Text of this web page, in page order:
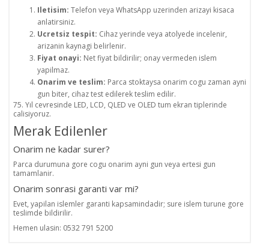
Iletisim: Telefon veya WhatsApp uzerinden arizayi kisaca
anlatirsiniz.
Ucretsiz tespit: Cihaz yerinde veya atolyede incelenir,
arizanin kaynagi belirlenir.
Fiyat onayi: Net fiyat bildirilir; onay vermeden islem
yapilmaz.
Onarim ve teslim: Parca stoktaysa onarim cogu zaman ayni
gun biter, cihaz test edilerek teslim edilir.
75. Yıl cevresinde LED, LCD, QLED ve OLED tum ekran tiplerinde
calisiyoruz.
Merak Edilenler
Onarim ne kadar surer?
Parca durumuna gore cogu onarim ayni gun veya ertesi gun
tamamlanir.
Onarim sonrasi garanti var mi?
Evet, yapilan islemler garanti kapsamindadir; sure islem turune gore
teslimde bildirilir.
Hemen ulasin: 0532 791 5200